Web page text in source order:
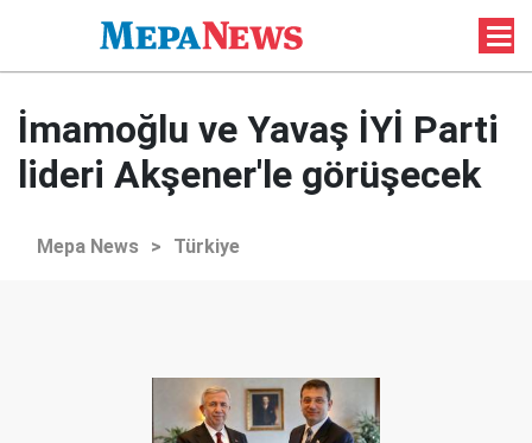
İmamoğlu ve Yavaş İYİ Parti
lideri Akşener'le görüşecek
Mepa News > Türkiye